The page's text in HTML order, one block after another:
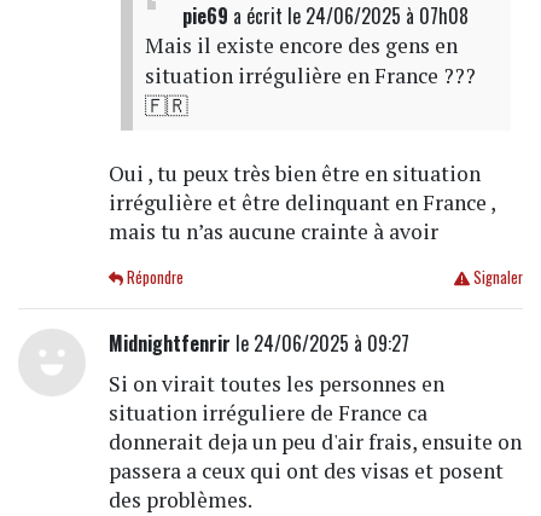
pie69 a écrit le 24/06/2025 à 07h08
Mais il existe encore des gens en
situation irrégulière en France ???
🇫🇷
Oui , tu peux très bien être en situation
irrégulière et être delinquant en France ,
mais tu n’as aucune crainte à avoir
Signaler
Répondre
Midnightfenrir le 24/06/2025 à 09:27
Si on virait toutes les personnes en
situation irréguliere de France ca
donnerait deja un peu d'air frais, ensuite on
passera a ceux qui ont des visas et posent
des problèmes.